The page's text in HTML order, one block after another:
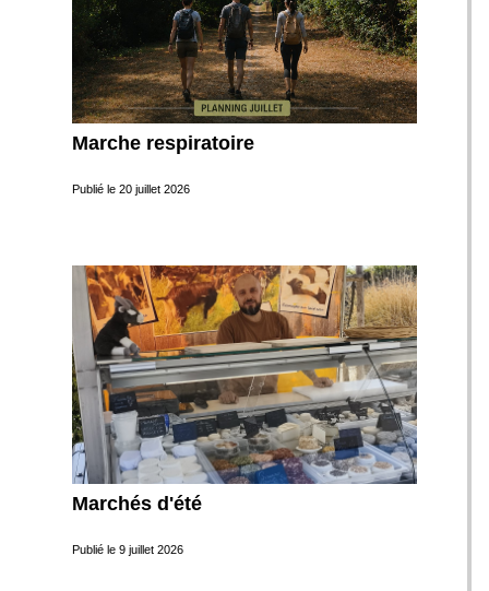
Marche respiratoire
Publié le 20 juillet 2026
Marchés d'été
Publié le 9 juillet 2026